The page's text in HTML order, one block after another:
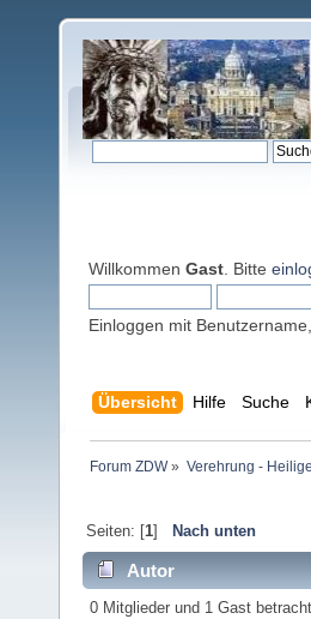
Willkommen Gast . Bitte
Einloggen mit
Übersicht Hilfe Suche
Forum ZDW» Verehrung -
Seiten: [1] Nach unten
Autor
0 Mitglieder und 1 Gast